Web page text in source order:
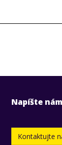
Napíšte
Kontaktujte